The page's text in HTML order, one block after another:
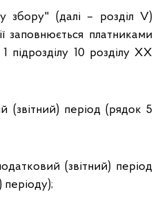
збору" (далі – розділ V)
заповнюється платниками
підрозділу 10 розділу ХХ
(звітний) період (рядок 5
(звітний) період
періоду);